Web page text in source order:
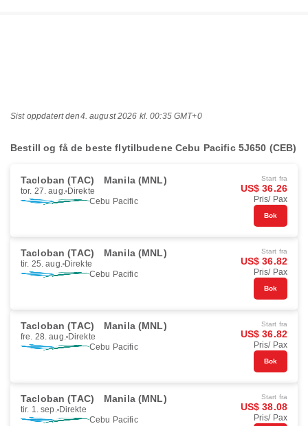
Sist oppdatert den4. august 2026 kl. 00:35 GMT+0
Bestill og få de beste flytilbudene Cebu Pacific 5J650 (CEB)
Tacloban (TAC) Manila (MNL)
tor. 27. aug. Direkte
Cebu Pacific
Start fra
US$ 36.26
Pris/ Pax
Bok
Tacloban (TAC) Manila (MNL)
tir. 25. aug. Direkte
Cebu Pacific
Start fra
US$ 36.82
Pris/ Pax
Bok
Tacloban (TAC) Manila (MNL)
fre. 28. aug. Direkte
Cebu Pacific
Start fra
US$ 36.82
Pris/ Pax
Bok
Tacloban (TAC) Manila (MNL)
tir. 1. sep. Direkte
Cebu Pacific
Start fra
US$ 38.08
Pris/ Pax